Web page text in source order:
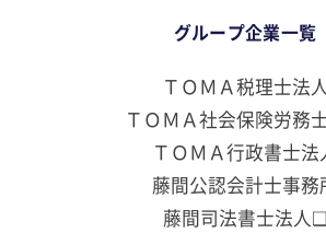
グループ企業一覧
ＴＯＭＡ税理士法人
ＴＯＭＡ社会保険労務
ＴＯＭＡ行政書士法
藤間公認会計士事務
藤間司法書士法人